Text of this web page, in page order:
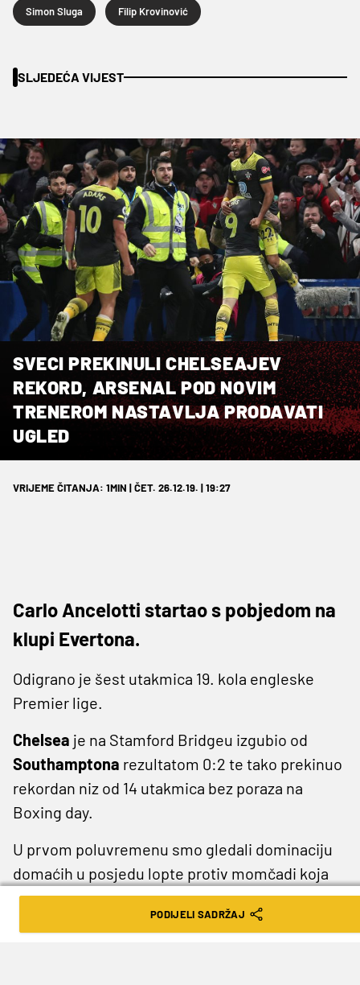
Simon Sluga Filip Krovinović
SLJEDEĆA VIJEST
SVECI PREKINULI CHELSEAJEV
REKORD, ARSENAL POD NOVIM
TRENEROM NASTAVLJA PRODAVATI
UGLED
VRIJEME ČITANJA: 1MIN | ČET. 26.12.19. | 19:27
Carlo Ancelotti startao s pobjedom na
klupi Evertona.
Odigrano je šest utakmica 19. kola engleske
Premier lige.
Chelsea je na Stamford Bridgeu izgubio od
Southamptona rezultatom 0:2 te tako prekinuo
rekordan niz od 14 utakmica bez poraza na
Boxing day.
U prvom poluvremenu smo gledali dominaciju
domaćih u posjedu lopte protiv momčadi koja
se odlučila na brze protunapade, no nismo
vidjeli previše velikih prilika. Prvu ozbiljnu
PODIJELI SADRŽAJ